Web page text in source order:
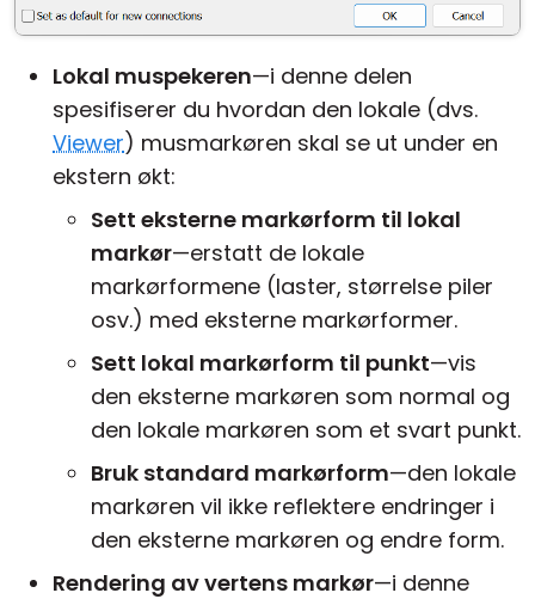
Lokal muspekeren—i denne delen
spesifiserer du hvordan den lokale (dvs.
Viewer) musmarkøren skal se ut under en
ekstern økt:
Sett eksterne markørform til lokal
markør—erstatt de lokale
markørformene (laster, størrelse piler
osv.) med eksterne markørformer.
Sett lokal markørform til punkt—vis
den eksterne markøren som normal og
den lokale markøren som et svart punkt.
Bruk standard markørform—den lokale
markøren vil ikke reflektere endringer i
den eksterne markøren og endre form.
Rendering av vertens markør—i denne